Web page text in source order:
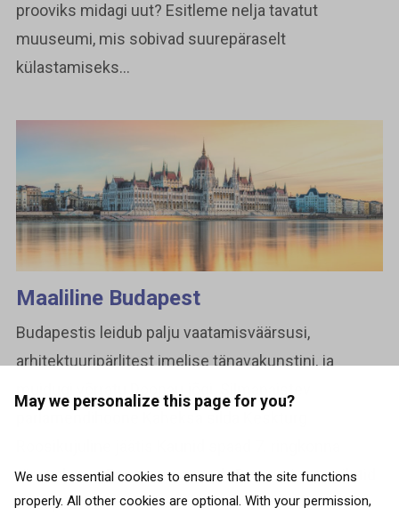
May we personalize this page for you?
We use essential cookies to ensure that the site functions
properly. All other cookies are optional. With your permission,
prooviks midagi uut? Esitleme nelja tavatut
muuseumi, mis sobivad suurepäraselt
külastamiseks...
Maaliline Budapest
Budapestis leidub palju vaatamisväärsusi,
arhitektuuripärlitest imelise tänavakunstini, ja
tänavakunst Panoraamvaated Broneeri oma piletid
Budapesti...